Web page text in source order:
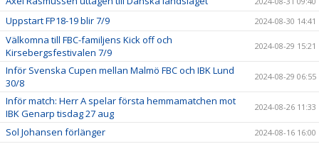
Uppstart FP18-19 blir 7/9 2024-08-30 14:41
Välkomna till FBC-familjens Kick off och
Kirsebergsfestivalen 7/9
2024-08-29 15:21
Inför Svenska Cupen mellan Malmö FBC och IBK Lund
30/8
2024-08-29 06:55
Inför match: Herr A spelar första hemmamatchen mot
IBK Genarp tisdag 27 aug
2024-08-26 11:33
Sol Johansen förlänger 2024-08-16 16:00